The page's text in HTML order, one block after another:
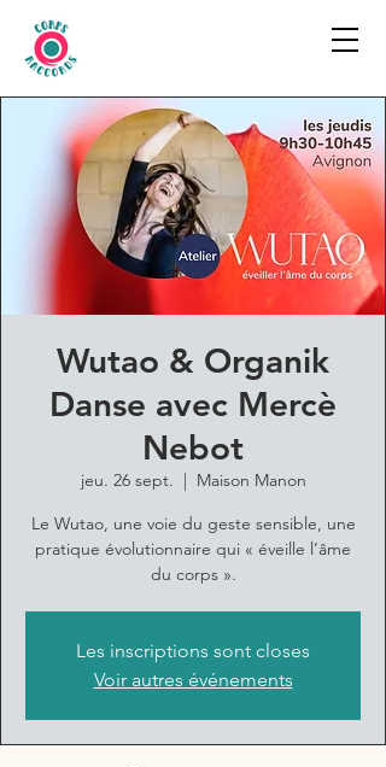
Wutao & Organik
Danse avec Mercè
Nebot
jeu. 26 sept.
  |
Maison Manon
Le Wutao, une voie du geste sensible, une
pratique évolutionnaire qui « éveille l’âme
du corps ».
Les inscriptions sont closes
Voir autres événements